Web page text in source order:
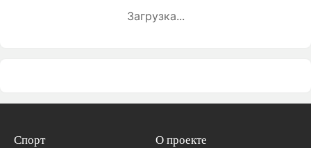
Загрузка...
Спорт
О проекте